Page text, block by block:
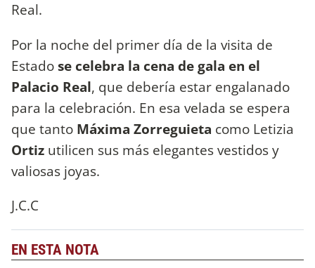
Real.
Por la noche del primer día de la visita de
Estadose celebra la cena de gala en el
Palacio Real, que debería estar engalanado
para la celebración. En esa velada se espera
que tanto Máxima Zorreguieta como Letizia
Ortiz utilicen sus más elegantes vestidos y
valiosas joyas.
J.C.C
EN ESTA NOTA